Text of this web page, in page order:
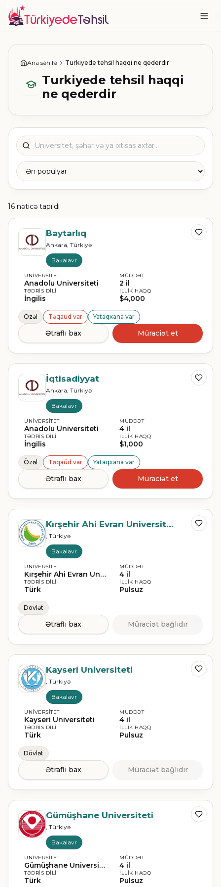
Ana səhifə Turkiyede tehsil haqqi ne qederdir
Turkiyede tehsil haqqi
ne qederdir
16 nəticə tapıldı
Baytarlıq
Ankara, Türkiyə
Bakalavr
UNIVERSITET
Anadolu Universiteti
TƏDRIS DILI
İngilis
MÜDDƏT
2 il
İLLIK HAQQ
$4,000
Özəl Təqaüd var Yataqxana var
Ətraflı bax Müraciət et
İqtisadiyyat
Ankara, Türkiyə
Bakalavr
UNIVERSITET
Anadolu Universiteti
TƏDRIS DILI
İngilis
MÜDDƏT
4 il
İLLIK HAQQ
$1,000
Özəl Təqaüd var Yataqxana var
Ətraflı bax Müraciət et
Kırşehir Ahi Evran Universiteti
, Türkiyə
Bakalavr
UNIVERSITET
Kırşehir Ahi Evran Universiteti
TƏDRIS DILI
Türk
MÜDDƏT
4 il
İLLIK HAQQ
Pulsuz
Dövlət
Ətraflı bax Müraciət bağlıdır
Kayseri Universiteti
, Türkiyə
Bakalavr
UNIVERSITET
Kayseri Universiteti
TƏDRIS DILI
Türk
MÜDDƏT
4 il
İLLIK HAQQ
Pulsuz
Dövlət
Ətraflı bax Müraciət bağlıdır
Gümüşhane Universiteti
, Türkiyə
Bakalavr
UNIVERSITET
Gümüşhane Universiteti
TƏDRIS DILI
Türk
MÜDDƏT
4 il
İLLIK HAQQ
Pulsuz